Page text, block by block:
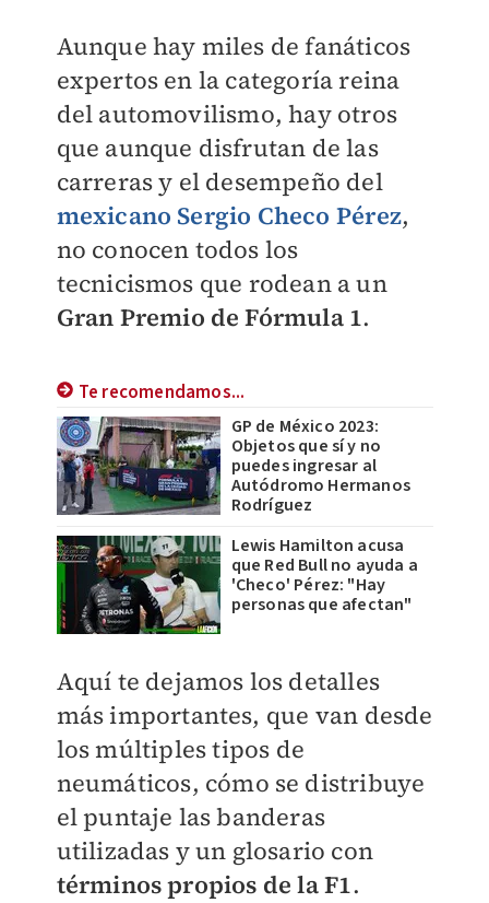
Aunque hay miles de fanáticos
expertos en la categoría reina
del automovilismo, hay otros
que aunque disfrutan de las
carreras y el desempeño del
mexicano Sergio Checo Pérez,
no conocen todos los
tecnicismos que rodean a un
Gran Premio de Fórmula 1.
Te recomendamos...
GP de México 2023:
Objetos que sí y no
puedes ingresar al
Autódromo Hermanos
Rodríguez
Lewis Hamilton acusa
que Red Bull no ayuda a
'Checo' Pérez: "Hay
personas que afectan"
Aquí te dejamos los detalles
más importantes, que van desde
losmúltiples tipos de
neumáticos, cómo se distribuye
el puntaje las banderas
utilizadas y un glosario con
términos propios de la F1.